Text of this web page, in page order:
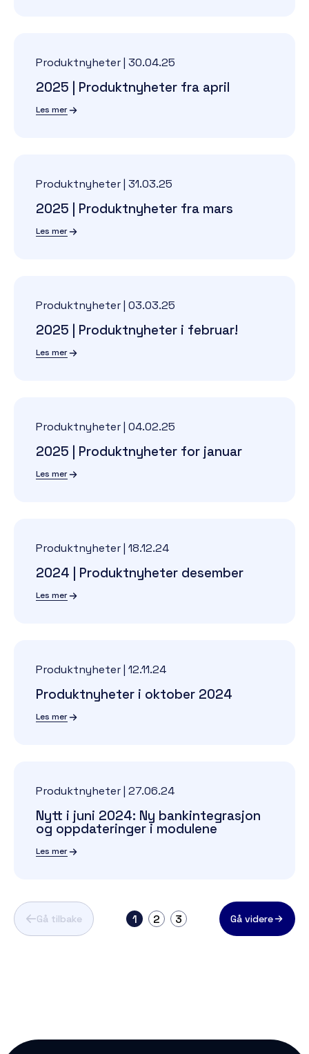
Produktnyheter| 30.04.25
2025 | Produktnyheter fra april
Les mer
Produktnyheter| 31.03.25
2025 | Produktnyheter fra mars
Les mer
Produktnyheter| 03.03.25
2025 | Produktnyheter i februar!
Les mer
Produktnyheter| 04.02.25
2025 | Produktnyheter for januar
Les mer
Produktnyheter| 18.12.24
2024 | Produktnyheter desember
Les mer
Produktnyheter| 12.11.24
Produktnyheter i oktober 2024
Les mer
Produktnyheter| 27.06.24
Nytt i juni 2024: Ny bankintegrasjon
og oppdateringer i modulene
Les mer
Gå tilbake 1 2 3 Gå videre